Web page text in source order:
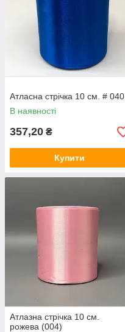
Атласна стрічка 10 см. # 040
В наявності
357,20 ₴
Купити
Атлазна стрічка 10 см.
рожева (004)